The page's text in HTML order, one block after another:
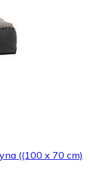
((100 x 70 cm)